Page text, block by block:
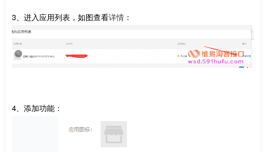
3、进入应用列表，如图查看详情 ：
4、添加功能：